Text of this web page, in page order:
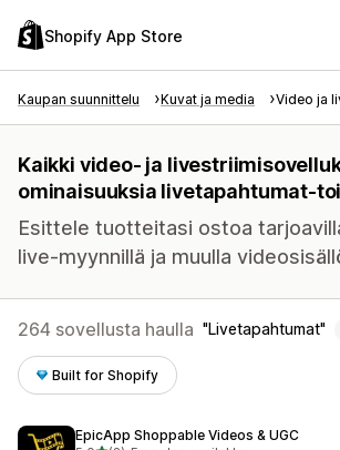
Shopify App Store
Kaupan suunnittelu Kuvat ja media Video ja
Kaikki video- ja
ominaisuuksia livetapahtumat-
Esittele tuotteitasi ostoa
live-myynnillä ja muulla
264 sovellusta haulla Livetapahtumat
Built for Shopify
EpicApp Shoppable Videos & UGC